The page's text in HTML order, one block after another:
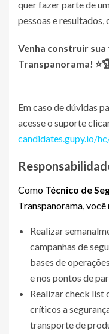
quer fazer parte de
pessoas e resultados,
Venha construir
Transpanorama!
Em caso de dúvidas
acesse o suporte
candidates.gupy.io/
Como Técnico de
Transpanorama,
Realizar
campanhas de
bases de
e nos pontos de
Realizar check list
críticos a
transporte de